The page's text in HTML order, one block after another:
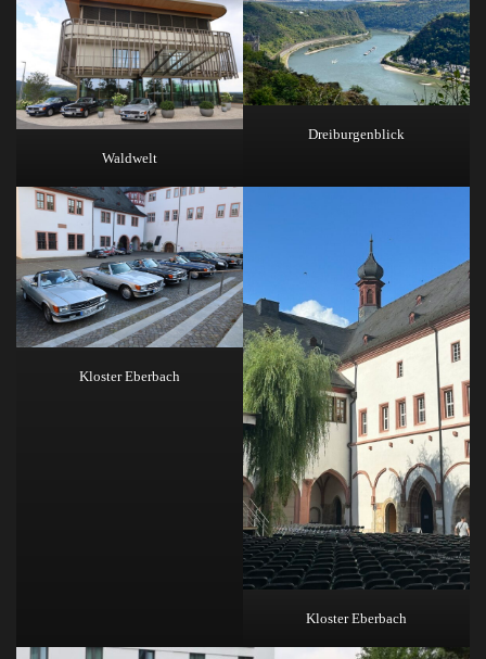
Waldwelt
Dreiburgenblick
Kloster Eberbach
Kloster Eberbach